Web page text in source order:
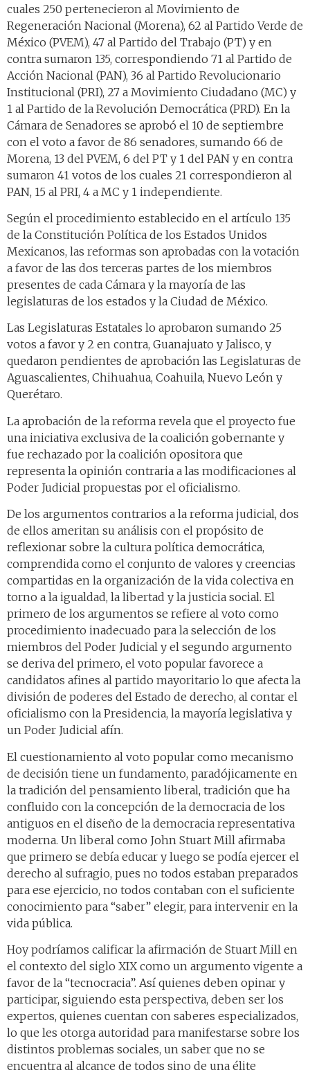
cuales 250 pertenecieron al Movimiento de
Regeneración Nacional (Morena), 62 al Partido Verde de
México (PVEM), 47 al Partido del Trabajo (PT) y en
contra sumaron 135, correspondiendo 71 al Partido de
Acción Nacional (PAN), 36 al Partido Revolucionario
Institucional (PRI), 27 a Movimiento Ciudadano (MC) y
1 al Partido de la Revolución Democrática (PRD). En la
Cámara de Senadores se aprobó el 10 de septiembre
con el voto a favor de 86 senadores, sumando 66 de
Morena, 13 del PVEM, 6 del PT y 1 del PAN y en contra
sumaron 41 votos de los cuales 21 correspondieron al
PAN, 15 al PRI, 4 a MC y 1 independiente.
Según el procedimiento establecido en el artículo 135
de la Constitución Política de los Estados Unidos
Mexicanos, las reformas son aprobadas con la votación
a favor de las dos terceras partes de los miembros
presentes de cada Cámara y la mayoría de las
legislaturas de los estados y la Ciudad de México.
Las Legislaturas Estatales lo aprobaron sumando 25
votos a favor y 2 en contra, Guanajuato y Jalisco, y
quedaron pendientes de aprobación las Legislaturas de
Aguascalientes, Chihuahua, Coahuila, Nuevo León y
Querétaro.
La aprobación de la reforma revela que el proyecto fue
una iniciativa exclusiva de la coalición gobernante y
fue rechazado por la coalición opositora que
representa la opinión contraria a las modificaciones al
Poder Judicial propuestas por el oficialismo.
De los argumentos contrarios a la reforma judicial, dos
de ellos ameritan su análisis con el propósito de
reflexionar sobre la cultura política democrática,
comprendida como el conjunto de valores y creencias
compartidas en la organización de la vida colectiva en
torno a la igualdad, la libertad y la justicia social. El
primero de los argumentos se refiere al voto como
procedimiento inadecuado para la selección de los
miembros del Poder Judicial y el segundo argumento
se deriva del primero, el voto popular favorece a
candidatos afines al partido mayoritario lo que afecta la
división de poderes del Estado de derecho, al contar el
oficialismo con la Presidencia, la mayoría legislativa y
un Poder Judicial afín.
El cuestionamiento al voto popular como mecanismo
de decisión tiene un fundamento, paradójicamente en
la tradición del pensamiento liberal, tradición que ha
confluido con la concepción de la democracia de los
antiguos en el diseño de la democracia representativa
moderna. Un liberal como John Stuart Mill afirmaba
que primero se debía educar y luego se podía ejercer el
derecho al sufragio, pues no todos estaban preparados
para ese ejercicio, no todos contaban con el suficiente
conocimiento para “saber” elegir, para intervenir en la
vida pública.
Hoy podríamos calificar la afirmación de Stuart Mill en
el contexto del siglo XIX como un argumento vigente a
favor de la “tecnocracia”. Así quienes deben opinar y
participar, siguiendo esta perspectiva, deben ser los
expertos, quienes cuentan con saberes especializados,
lo que les otorga autoridad para manifestarse sobre los
distintos problemas sociales, un saber que no se
encuentra al alcance de todos sino de una élite